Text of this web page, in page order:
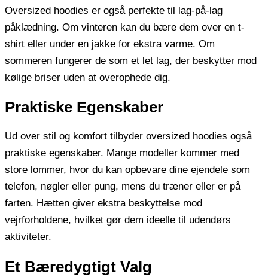
Oversized hoodies er også perfekte til lag-på-lag
påklædning. Om vinteren kan du bære dem over en t-
shirt eller under en jakke for ekstra varme. Om
sommeren fungerer de som et let lag, der beskytter mod
kølige briser uden at overophede dig.
Praktiske Egenskaber
Ud over stil og komfort tilbyder oversized hoodies også
praktiske egenskaber. Mange modeller kommer med
store lommer, hvor du kan opbevare dine ejendele som
telefon, nøgler eller pung, mens du træner eller er på
farten. Hætten giver ekstra beskyttelse mod
vejrforholdene, hvilket gør dem ideelle til udendørs
aktiviteter.
Et Bæredygtigt Valg